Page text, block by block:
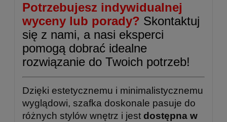
Potrzebujesz indywidualnej
wyceny lub porady? Skontaktuj
się z nami, a nasi eksperci
pomogą dobrać idealne
rozwiązanie do Twoich potrzeb!
Dzięki estetycznemu i minimalistycznemu
wyglądowi, szafka doskonale pasuje do
różnych stylów wnętrz i jest dostępna w